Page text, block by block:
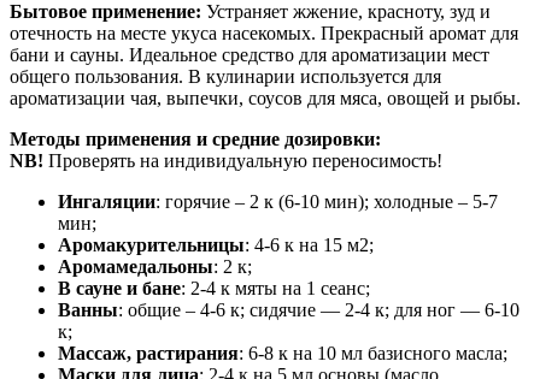
Бытовое применение: Устраняет жжение, красноту, зуд и
отечность на месте укуса насекомых. Прекрасный аромат для
бани и сауны. Идеальное средство для ароматизации мест
общего пользования. В кулинарии используется для
ароматизации чая, выпечки, соусов для мяса, овощей и рыбы.
Методы применения и средние дозировки:
NB! Проверять на индивидуальную переносимость!
Ингаляции: горячие – 2 к (6-10 мин); холодные – 5-7
мин;
Аромакурительницы: 4-6 к на 15 м2;
Аромамедальоны: 2 к;
В сауне и бане: 2-4 к мяты на 1 сеанс;
Ванны: общие – 4-6 к; сидячие — 2-4 к; для ног — 6-10
к;
Массаж, растирания: 6-8 к на 10 мл базисного масла;